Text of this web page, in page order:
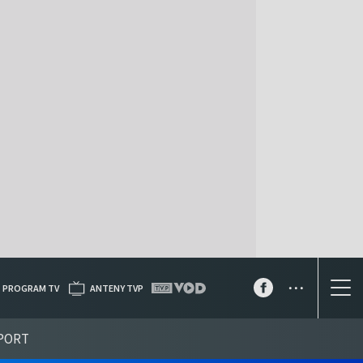
PROGRAM TV ANTENY TVP ...